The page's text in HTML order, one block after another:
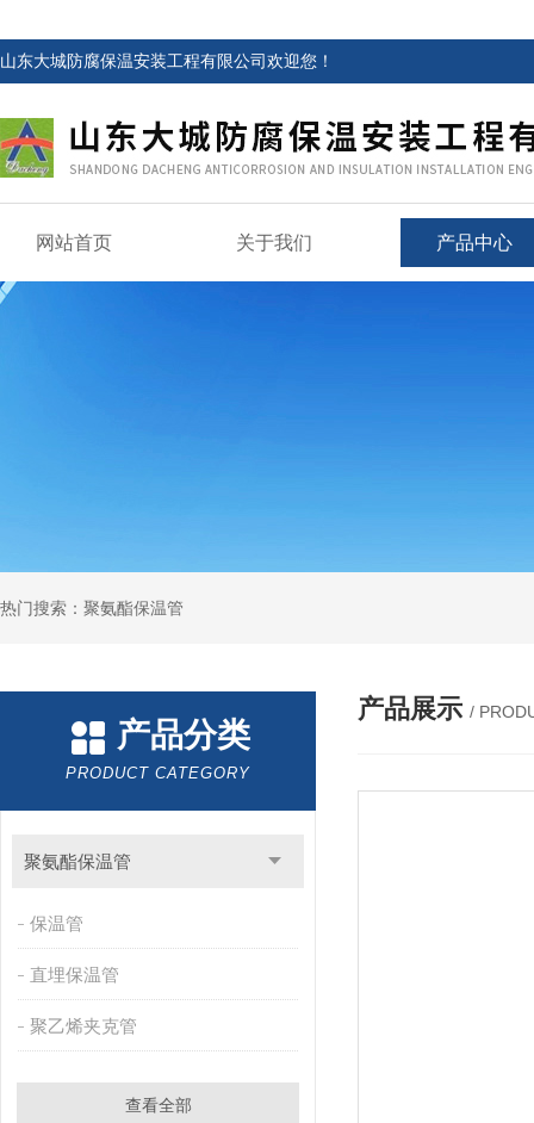
山东大城防腐保温安装工程有限公司欢迎您！
网站首页 关于我们 产品中心
热门搜索：聚氨酯保温管
产品分类
PRODUCT CATEGORY
聚氨酯保温管
保温管
直埋保温管
聚乙烯夹克管
查看全部
产品展示 /